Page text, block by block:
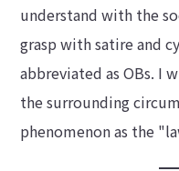
understand with the
grasp with satire and
abbreviated as OBs. I
the surrounding
phenomenon as the